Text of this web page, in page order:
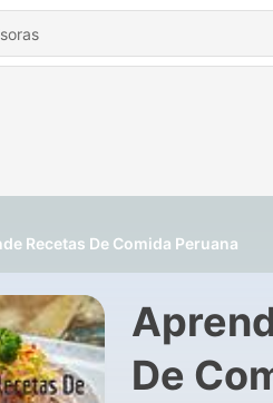
Recetas De Comida Peruana
De